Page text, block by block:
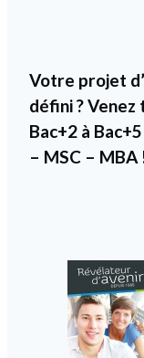
Votre projet
défini ?
Bac+2 à
– MSC – MBA